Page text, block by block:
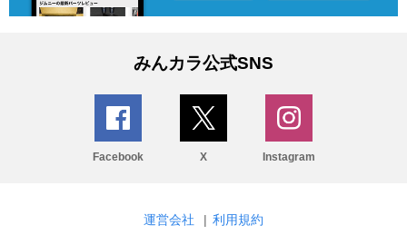
みんカラ公式SNS
Facebook X Instagram
運営会社 | 利用規約